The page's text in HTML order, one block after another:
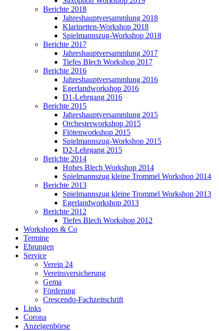
Berichte 2018
Jahreshauptversammlung 2018
Klarinetten-Workshop 2018
Spielmannszug-Workshop 2018
Berichte 2017
Jahreshauptversammlung 2017
Tiefes Blech Workshop 2017
Berichte 2016
Jahreshauptversammlung 2016
Egerlandworkshop 2016
D1-Lehrgang 2016
Berichte 2015
Jahreshauptversammlung 2015
Orchesterworkshop 2015
Flötenworkshop 2015
Spielmannszug-Workshop 2015
D2-Lehrgang 2015
Berichte 2014
Hohes Blech Workshop 2014
Spielmannszug kleine Trommel Workshop 2014
Berichte 2013
Spielmannszug kleine Trommel Workshop 2013
Egerlandworkshop 2013
Berichte 2012
Tiefes Blech Workshop 2012
Workshops & Co
Termine
Ehrungen
Service
Verein 24
Vereinsversicherung
Gema
Förderung
Crescendo-Fachzeitschrift
Links
Corona
Anzeigenbörse